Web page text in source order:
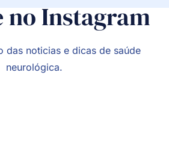
no Instagram
das noticias e dicas de saúde
neurológica.